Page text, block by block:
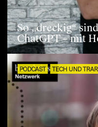
So „dreckig“
ChatGPT – mit
PODCAST TECH UND